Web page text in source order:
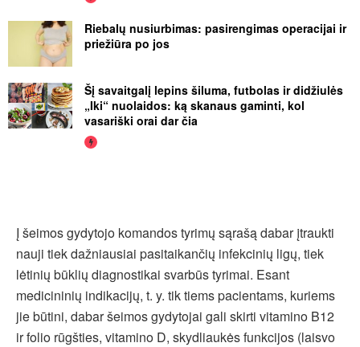
Riebalų nusiurbimas: pasirengimas operacijai ir
priežiūra po jos
Šį savaitgalį lepins šiluma, futbolas ir didžiulės
„Iki“ nuolaidos: ką skanaus gaminti, kol
vasariški orai dar čia
Į šeimos gydytojo komandos tyrimų sąrašą dabar įtraukti
nauji tiek dažniausiai pasitaikančių infekcinių ligų, tiek
lėtinių būklių diagnostikai svarbūs tyrimai. Esant
medicininių indikacijų, t. y. tik tiems pacientams, kuriems
jie būtini, dabar šeimos gydytojai gali skirti vitamino B12
ir folio rūgšties, vitamino D, skydliaukės funkcijos (laisvo